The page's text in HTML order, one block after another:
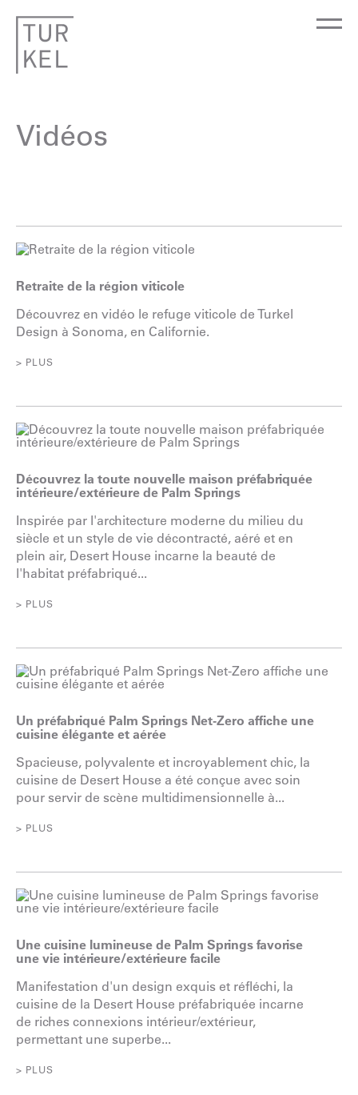
Vidéos
Retraite de la région viticole
Découvrez en vidéo le refuge viticole de Turkel
Design à Sonoma, en Californie.
> PLUS
Découvrez la toute nouvelle maison préfabriquée
intérieure/extérieure de Palm Springs
Inspirée par l'architecture moderne du milieu du
siècle et un style de vie décontracté, aéré et en
plein air, Desert House incarne la beauté de
l'habitat préfabriqué...
> PLUS
Un préfabriqué Palm Springs Net-Zero affiche une
cuisine élégante et aérée
Spacieuse, polyvalente et incroyablement chic, la
cuisine de Desert House a été conçue avec soin
pour servir de scène multidimensionnelle à...
> PLUS
Une cuisine lumineuse de Palm Springs favorise
une vie intérieure/extérieure facile
Manifestation d'un design exquis et réfléchi, la
cuisine de la Desert House préfabriquée incarne
de riches connexions intérieur/extérieur,
permettant une superbe...
> PLUS